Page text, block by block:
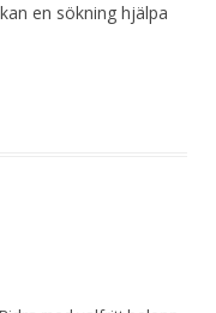
en sökning hjälpa